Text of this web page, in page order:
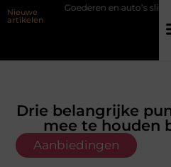
Nieuwe
artikelen
en auto’s slim verplaatsen met twee
Drie belangrijke
mee te houden
Aanbiedingen